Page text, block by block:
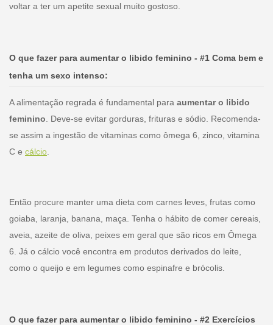
voltar a ter um apetite sexual muito gostoso.
O que fazer para aumentar o libido feminino - #1 Coma bem e
tenha um sexo intenso:
A alimentação regrada é fundamental para aumentar o libido
feminino . Deve-se evitar gorduras, frituras e sódio. Recomenda-
se assim a ingestão de vitaminas como ômega 6, zinco, vitamina
C e cálcio.
Então procure manter uma dieta com carnes leves, frutas como
goiaba, laranja, banana, maça. Tenha o hábito de comer cereais,
aveia, azeite de oliva, peixes em geral que são ricos em Ômega
6. Já o cálcio você encontra em produtos derivados do leite,
como o queijo e em legumes como espinafre e brócolis.
O que fazer para aumentar o libido feminino - #2 Exercícios